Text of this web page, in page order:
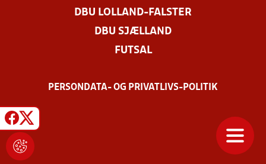
DBU LOLLAND-FALSTER
DBU SJÆLLAND
FUTSAL
PERSONDATA- OG PRIVATLIVS-POLITIK